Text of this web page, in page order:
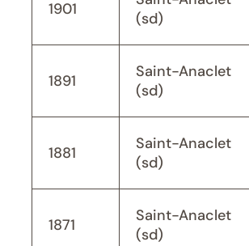
1901
(sd)
1891
Saint-Anaclet
(sd)
1881
Saint-Anaclet
(sd)
1871
Saint-Anaclet
(sd)